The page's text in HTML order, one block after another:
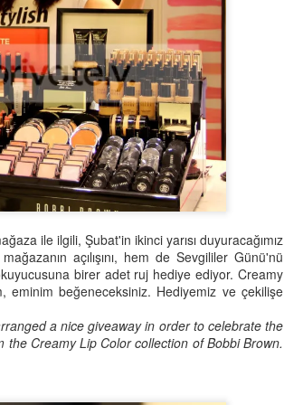
ile ilgili, Şubat'in ikinci yarısı duyuracağımız
açılışını, hem de Sevgililer Günü'nü
birer adet ruj hediye ediyor. Creamy
beğeneceksiniz. Hediyemiz ve çekilişe
a nice giveaway in order to celebrate the
Creamy Lip Color collection of Bobbi Brown.
düzeltebilen çok çok başarılı bir uzman. Ayrıca bazı
yapıyor yani içeriklere de çok hakim, o yüzden
yeni yöntemleri ince ince araştırıp ancak
kliniğine getiren bir insan. Sizlerden en çok gelen
yönelttim, o da detaylıca cevapladı. İyi okumalar